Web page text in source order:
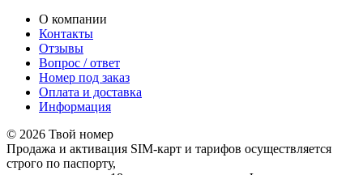
О компании
Контакты
Отзывы
Вопрос / ответ
Номер под заказ
Оплата и доставка
Информация
© 2026 Твой номер
Продажа и активация SIM-карт и тарифов осуществляется
строго по паспорту,